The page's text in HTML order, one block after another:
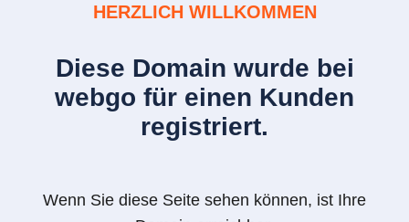
HERZLICH WILLKOMMEN
Diese Domain wurde bei
webgo für einen Kunden
registriert.
Wenn Sie diese Seite sehen können, ist Ihre